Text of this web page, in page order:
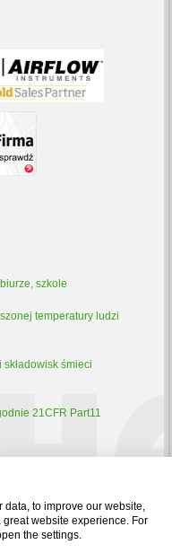
szkole
temperatury ludzi
śmieci
21CFR Part11
służy?
data, to improve our website,
website experience. For
the settings.